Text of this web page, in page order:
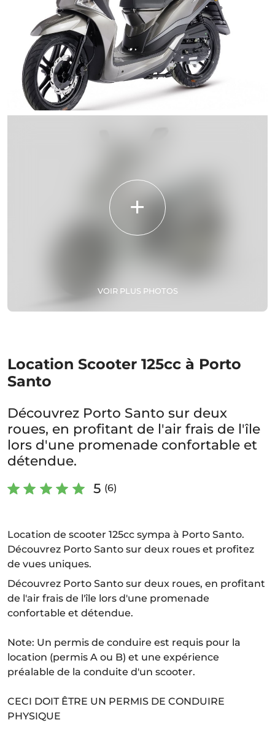
VOIR PLUS PHOTOS
Location Scooter 125cc à Porto
Santo
Découvrez Porto Santo sur deux
roues, en profitant de l'air frais de l'île
lors d'une promenade confortable et
détendue.
5 (6)
Location de scooter 125cc sympa à Porto Santo.
Découvrez Porto Santo sur deux roues et profitez
de vues uniques.
Découvrez Porto Santo sur deux roues, en profitant
de l'air frais de l'île lors d'une promenade
confortable et détendue.
Note: Un permis de conduire est requis pour la
location (permis A ou B) et une expérience
préalable de la conduite d'un scooter.
CECI DOIT ÊTRE UN PERMIS DE CONDUIRE
PHYSIQUE